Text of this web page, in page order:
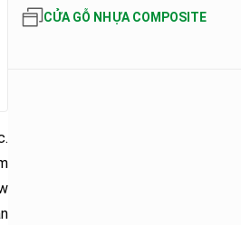
CỬA GỖ NHỰA COMPOSITE